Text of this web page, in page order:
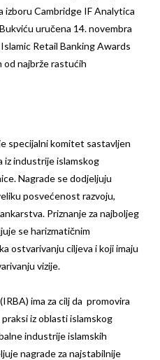
izboru Cambridge IF Analytica
uručena 14. novembra
Retail Banking Awards
od najbrže rastućih
specijalni komitet sastavljen
industrije islamskog
Nagrade se dodjeljuju
posvećenost razvoju,
Priznanje za najboljeg
se harizmatičnim
ostvarivanju ciljeva i koji imaju
vizije.
ima za cilj da promovira
iz oblasti islamskog
industrije islamskih
nagrade za najstabilnije